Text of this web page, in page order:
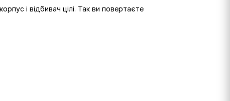
і відбивач цілі. Так ви повертаєте